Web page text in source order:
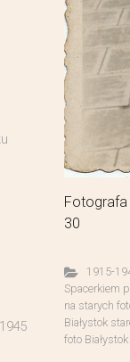
Fotografa
30
1915-
Spacerkiem
na starych
Białystok
foto Białystok